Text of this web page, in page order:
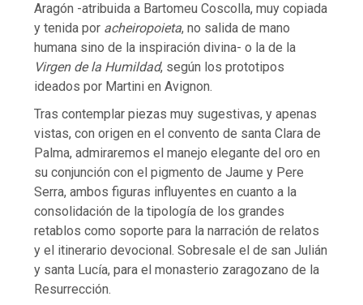
Aragón -atribuida a Bartomeu Coscolla, muy copiada
y tenida por acheiropoieta, no salida de mano
humana sino de la inspiración divina- o la de la
Virgen de la Humildad, según los prototipos
ideados por Martini en Avignon.
Tras contemplar piezas muy sugestivas, y apenas
vistas, con origen en el convento de santa Clara de
Palma, admiraremos el manejo elegante del oro en
su conjunción con el pigmento de Jaume y Pere
Serra, ambos figuras influyentes en cuanto a la
consolidación de la tipología de los grandes
retablos como soporte para la narración de relatos
y el itinerario devocional. Sobresale el de san Julián
y santa Lucía, para el monasterio zaragozano de la
Resurrección.